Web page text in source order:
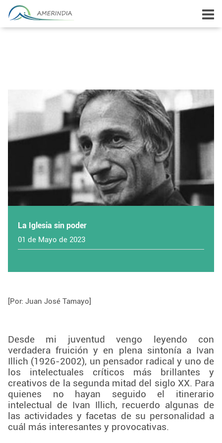
La Iglesia sin poder
01 de Mayo de 2023
[Por: Juan José Tamayo]
Desde mi juventud vengo leyendo con
verdadera fruición y en plena sintonía a Ivan
Illich (1926-2002), un pensador radical y uno de
los intelectuales críticos más brillantes y
creativos de la segunda mitad del siglo XX. Para
quienes no hayan seguido el itinerario
intelectual de Ivan Illich, recuerdo algunas de
las actividades y facetas de su personalidad a
cuál más interesantes y provocativas.